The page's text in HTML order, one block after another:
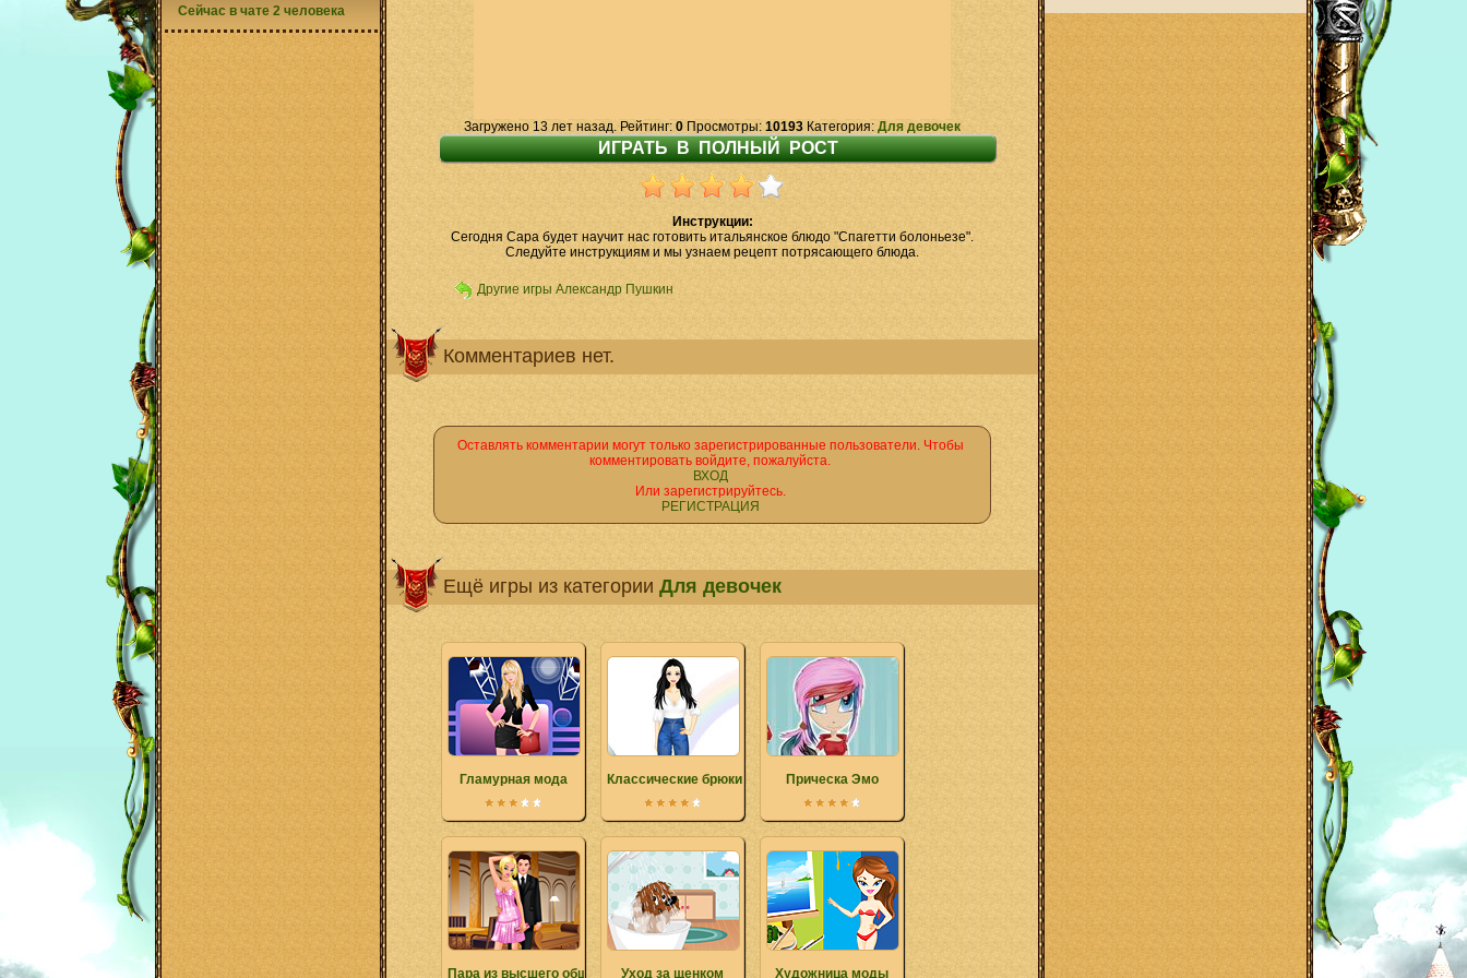
Загружено 13 лет назад. Рейтинг: 0 Просмотры: 10193 Категория: Для девочек
Инструкции:
Сегодня Сара будет научит нас готовить итальянское блюдо "Спагетти болоньезе".
Следуйте инструкциям и мы узнаем рецепт потрясающего блюда.
Другие игры Александр Пушкин
Комментариев нет.
Оставлять комментарии могут только зарегистрированные пользователи. Чтобы
комментировать войдите, пожалуйста.
ВХОД
Или зарегистрируйтесь.
РЕГИСТРАЦИЯ
Ещё игры из категории Для девочек
Гламурная мода Классические брюки Прическа Эмо
Пара из высшего обществаУход за щенком Художница моды
Сейчас в чате 2 человека